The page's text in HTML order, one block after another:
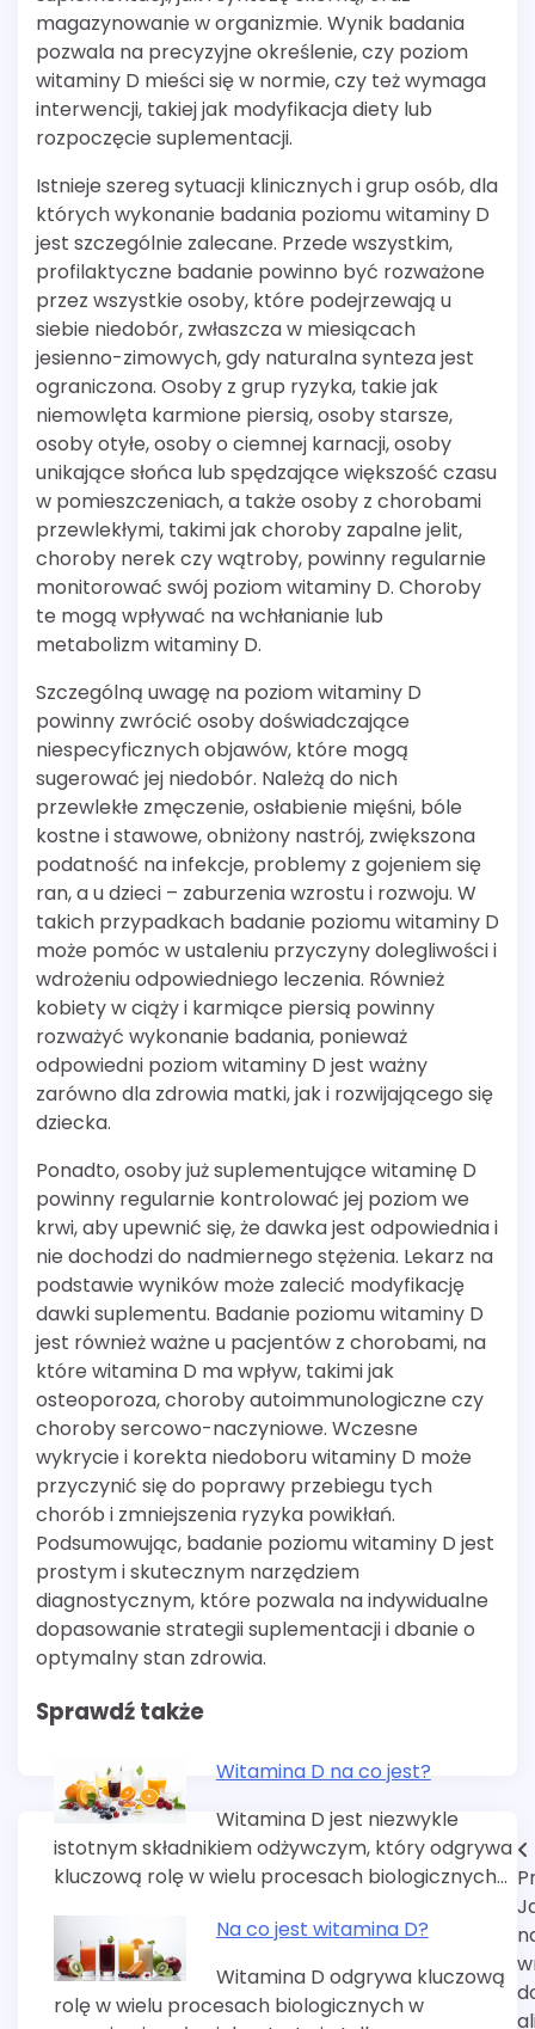
magazynowanie w organizmie. Wynik badania
pozwala na precyzyjne określenie, czy poziom
witaminy D mieści się w normie, czy też wymaga
interwencji, takiej jak modyfikacja diety lub
rozpoczęcie suplementacji.
Istnieje szereg sytuacji klinicznych i grup osób, dla
których wykonanie badania poziomu witaminy D
jest szczególnie zalecane. Przede wszystkim,
profilaktyczne badanie powinno być rozważone
przez wszystkie osoby, które podejrzewają u
siebie niedobór, zwłaszcza w miesiącach
jesienno-zimowych, gdy naturalna synteza jest
ograniczona. Osoby z grup ryzyka, takie jak
niemowlęta karmione piersią, osoby starsze,
osoby otyłe, osoby o ciemnej karnacji, osoby
unikające słońca lub spędzające większość czasu
w pomieszczeniach, a także osoby z chorobami
przewlekłymi, takimi jak choroby zapalne jelit,
choroby nerek czy wątroby, powinny regularnie
monitorować swój poziom witaminy D. Choroby
te mogą wpływać na wchłanianie lub
metabolizm witaminy D.
Szczególną uwagę na poziom witaminy D
powinny zwrócić osoby doświadczające
niespecyficznych objawów, które mogą
sugerować jej niedobór. Należą do nich
przewlekłe zmęczenie, osłabienie mięśni, bóle
kostne i stawowe, obniżony nastrój, zwiększona
podatność na infekcje, problemy z gojeniem się
ran, a u dzieci – zaburzenia wzrostu i rozwoju. W
takich przypadkach badanie poziomu witaminy D
może pomóc w ustaleniu przyczyny dolegliwości i
wdrożeniu odpowiedniego leczenia. Również
kobiety w ciąży i karmiące piersią powinny
rozważyć wykonanie badania, ponieważ
odpowiedni poziom witaminy D jest ważny
zarówno dla zdrowia matki, jak i rozwijającego się
dziecka.
Ponadto, osoby już suplementujące witaminę D
powinny regularnie kontrolować jej poziom we
krwi, aby upewnić się, że dawka jest odpowiednia i
nie dochodzi do nadmiernego stężenia. Lekarz na
podstawie wyników może zalecić modyfikację
dawki suplementu. Badanie poziomu witaminy D
jest również ważne u pacjentów z chorobami, na
które witamina D ma wpływ, takimi jak
osteoporoza, choroby autoimmunologiczne czy
choroby sercowo-naczyniowe. Wczesne
wykrycie i korekta niedoboru witaminy D może
przyczynić się do poprawy przebiegu tych
chorób i zmniejszenia ryzyka powikłań.
Podsumowując, badanie poziomu witaminy D jest
prostym i skutecznym narzędziem
diagnostycznym, które pozwala na indywidualne
dopasowanie strategii suplementacji i dbanie o
optymalny stan zdrowia.
Sprawdź także
Witamina D na co jest?
Witamina D jest niezwykle
istotnym składnikiem odżywczym, który odgrywa
kluczową rolę w wielu procesach biologicznych…
Na co jest witamina D?
Witamina D odgrywa kluczową
rolę w wielu procesach biologicznych w
Nawigacja